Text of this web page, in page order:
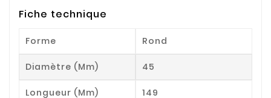
Fiche technique
Forme Rond
Diamètre (mm) 45
Longueur (mm) 149